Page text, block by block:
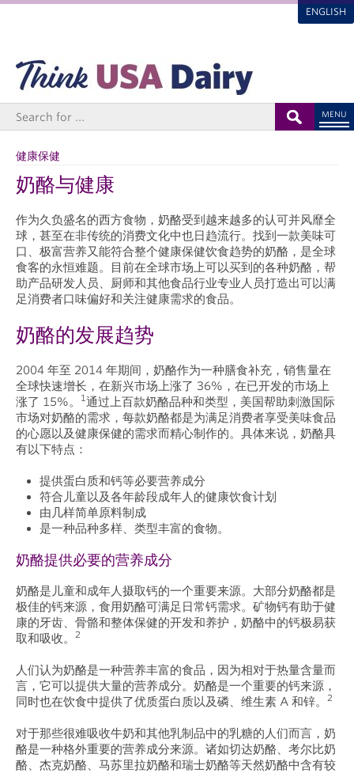
ENGLISH
MENU
健康保健
奶酪与健康
作为久负盛名的西方食物，奶酪受到越来越多的认可并风靡全
球，甚至在非传统的消费文化中也日趋流行。 找到一款美味可
口、极富营养又能符合整个健康保健饮食趋势的奶酪，是全球
食客的永恒难题。目前在全球市场上可以买到的各种奶酪，帮
助产品研发人员、厨师和其他食品行业专业人员打造出可以满
足消费者口味偏好和关注健康需求的食品。
奶酪的发展趋势
2004 年至 2014 年期间，奶酪作为一种膳食补充，销售量在
全球快速增长，在新兴市场上涨了 36%，在已开发的市场上
涨了 15%。
1通过上百款奶酪品种和类型，美国帮助刺激国际
市场对奶酪的需求，每款奶酪都是为满足消费者享受美味食品
的心愿以及健康保健的需求而精心制作的。具体来说，奶酪具
有以下特点：
提供蛋白质和钙等必要营养成分
符合儿童以及各年龄段成年人的健康饮食计划
由几样简单原料制成
是一种品种多样、类型丰富的食物。
奶酪提供必要的营养成分
奶酪是儿童和成年人摄取钙的一个重要来源。大部分奶酪都是
极佳的钙来源，食用奶酪可满足日常钙需求。矿物钙有助于健
康的牙齿、骨骼和整体保健的开发和养护，奶酪中的钙极易获
取和吸收。
2
人们认为奶酪是一种营养丰富的食品，因为相对于热量含量而
言，它可以提供大量的营养成分。奶酪是一个重要的钙来源，
同时也在饮食中提供了优质蛋白质以及磷、维生素 A 和锌。
2
对于那些很难吸收牛奶和其他乳制品中的乳糖的人们而言，奶
酪是一种格外重要的营养成分来源。诸如切达奶酪、考尔比奶
酪、杰克奶酪、马苏里拉奶酪和瑞士奶酪等天然奶酪中含有较